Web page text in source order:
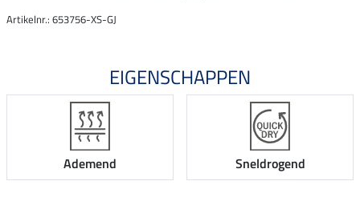
Artikelnr.: 653756-XS-GJ
EIGENSCHAPPEN
Ademend Sneldrogend